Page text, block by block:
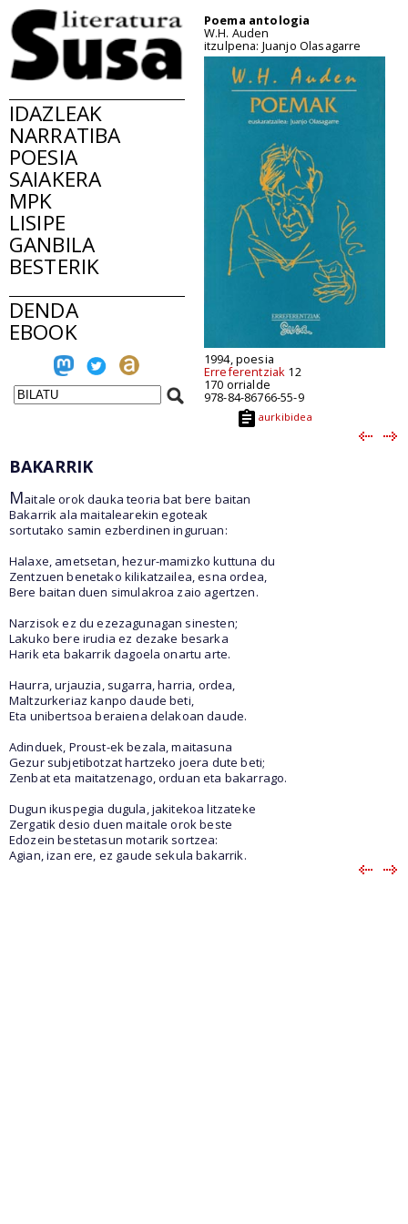
IDAZLEAK
NARRATIBA
POESIA
SAIAKERA
MPK
LISIPE
GANBILA
BESTERIK
DENDA
EBOOK
Poema antologia
W.H. Auden
itzulpena: Juanjo Olasagarre
1994, poesia
Erreferentziak 12
170 orrialde
978-84-86766-55-9
aurkibidea
BAKARRIK
Maitale orok dauka teoria bat bere baitan
Bakarrik ala maitalearekin egoteak
sortutako samin ezberdinen inguruan:
Halaxe, ametsetan, hezur-mamizko kuttuna du
Zentzuen benetako kilikatzailea, esna ordea,
Bere baitan duen simulakroa zaio agertzen.
Narzisok ez du ezezagunagan sinesten;
Lakuko bere irudia ez dezake besarka
Harik eta bakarrik dagoela onartu arte.
Haurra, urjauzia, sugarra, harria, ordea,
Maltzurkeriaz kanpo daude beti,
Eta unibertsoa beraiena delakoan daude.
Adinduek, Proust-ek bezala, maitasuna
Gezur subjetibotzat hartzeko joera dute beti;
Zenbat eta maitatzenago, orduan eta bakarrago.
Dugun ikuspegia dugula, jakitekoa litzateke
Zergatik desio duen maitale orok beste
Edozein bestetasun motarik sortzea:
Agian, izan ere, ez gaude sekula bakarrik.